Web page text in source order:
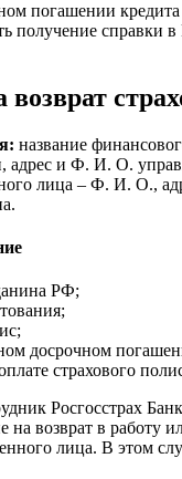
погашении
получение справки в
возврат
название
адрес и Ф. И. О.
лица – Ф. И. О.,
РФ;
досрочном
страхового
Росгосстрах
на возврат в работу
лица. В этом